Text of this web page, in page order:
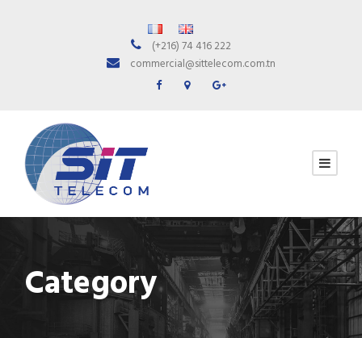
(+216) 74 416 222
commercial@sittelecom.com.tn
Category